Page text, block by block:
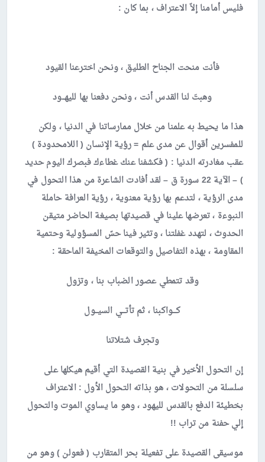
فليس أمامنا إلاّ الاعتراف ، بما كان :
فأنت منحت الجناح الطليق ، ونحن اخترعنا القيود
وهبتَ لنا القدس أنت ، ونحن دفعنا بها لليهــود
هذا ما يحيط به علمنا من خلال ممارساتنا في الدنيا ، ولكن
للمفسرين أقوال عن مدى علم = رؤية الإنسان ( اللامحدودة )
عقب مغادرته الدنيا : ( فكشفنا عنك غطاءك فبصرك اليوم حديد
) – الآية 22 سورة ق – لقد أفادت الشاعرة من هذا التحول في
مدى الرؤية ، لتدعم بها رؤية معنوية ، رؤية العرافة حاملة
النبوءة ، تعرضها علينا في قصيدتها بصيغة الحاضر متيقن
الحدوث ، لتهدد غفلتنا ، وتثير فينا حسّ المسؤولية وحتمية
المقاومة ، بهذه التفاصيل والتوقعات المخيفة الماحقة :
وقد تتمطي عصور الضباب بنا ، وتزول
كـــواكبنا ، ثم تأتـــي السيــول
وتجرف شتلاتنا
إن التحول الأخير في بنية القصيدة التي أقيم هيكلها على
سلسلة من التحولات ، هو بذاته التحول الأول : الاعتراف
بخطيئة الدفع بالقدس لليهود ، وهو ما يساوي الموت والتحول
إلي حفنة من تراب !!
موسيقى القصيدة على تفعيلة بحر المتقارب ( فعولن ) وهو من